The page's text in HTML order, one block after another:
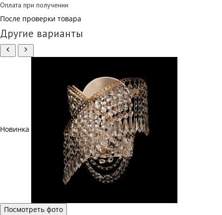
Оплата при получении
После проверки товара
Другие варианты
Новинка
Посмотреть фото